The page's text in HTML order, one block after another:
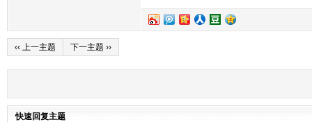
‹‹ 上一主题 下一主题 ››
快速回复主题